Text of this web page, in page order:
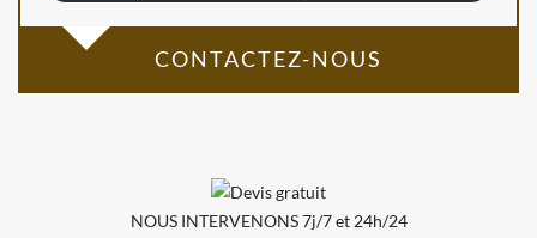
CONTACTEZ-NOUS
NOUS INTERVENONS 7j/7 et 24h/24